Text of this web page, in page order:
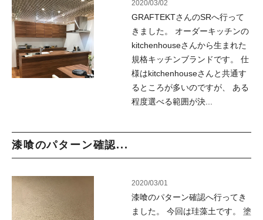
2020/03/02
GRAFTEKTさんのSRへ行って
きました。 オーダーキッチンの
kitchenhouseさんから生まれた
規格キッチンブランドです。 仕
様はkitchenhouseさんと共通す
るところが多いのですが、 ある
程度選べる範囲が決...
漆喰のパターン確認...
2020/03/01
漆喰のパターン確認へ行ってき
ました。 今回は珪藻土です。 塗